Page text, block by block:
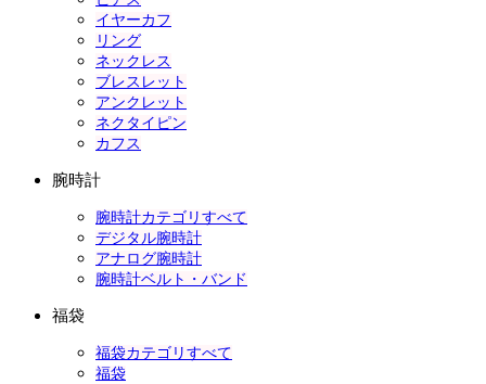
イヤーカフ
リング
ネックレス
ブレスレット
アンクレット
ネクタイピン
カフス
腕時計
腕時計カテゴリすべて
デジタル腕時計
アナログ腕時計
腕時計ベルト・バンド
福袋
福袋カテゴリすべて
福袋